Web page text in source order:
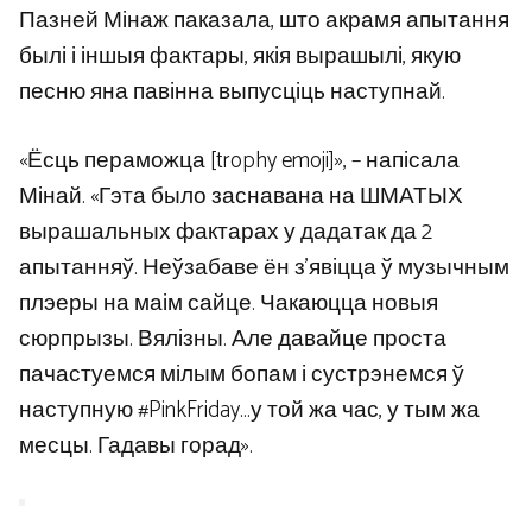
Пазней Мінаж паказала, што акрамя апытання
былі і іншыя фактары, якія вырашылі, якую
песню яна павінна выпусціць наступнай.
«Ёсць пераможца [trophy emoji]», – напісала
Мінай. «Гэта было заснавана на ШМАТЫХ
вырашальных фактарах у дадатак да 2
апытанняў. Неўзабаве ён з’явіцца ў музычным
плэеры на маім сайце. Чакаюцца новыя
сюрпрызы. Вялізны. Але давайце проста
пачастуемся мілым бопам і сустрэнемся ў
наступную #PinkFriday…у той жа час, у тым жа
месцы. Гадавы горад».